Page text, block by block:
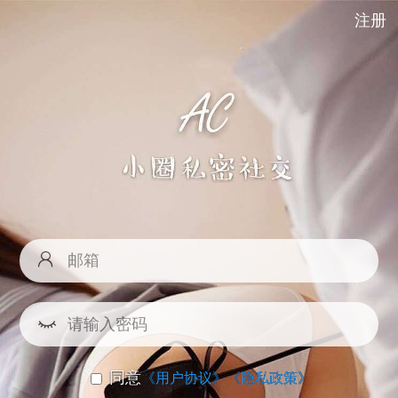
注册
同意《用户协议》《隐私政策》